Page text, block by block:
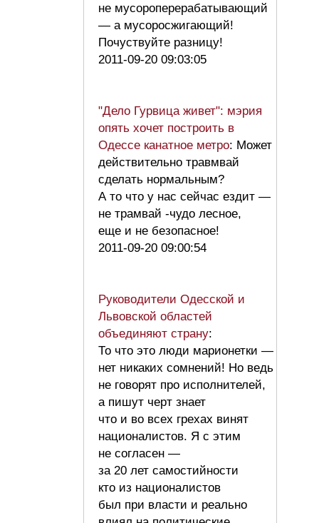
не мусороперерабатывающий
— а мусоросжигающий!
Почуствуйте разницу!
2011-09-20 09:03:05
"Дело Гурвица живет": мэрия
опять хочет построить в
Одессе канатное метро: Может
действительно травмвай
сделать нормальным?
А то что у нас сейчас ездит —
не трамвай -чудо лесное,
еще и не безопасное!
2011-09-20 09:00:54
Руководители Одесской и
Львовской областей
объединяют страну:
То что это люди марионетки —
нет никаких сомнений! Но ведь
не говорят про исполнителей,
а пишут черт знает
что и во всех грехах винят
националистов. Я с этим
не согласен —
за 20 лет самостийности
кто из националистов
был при власти и реально